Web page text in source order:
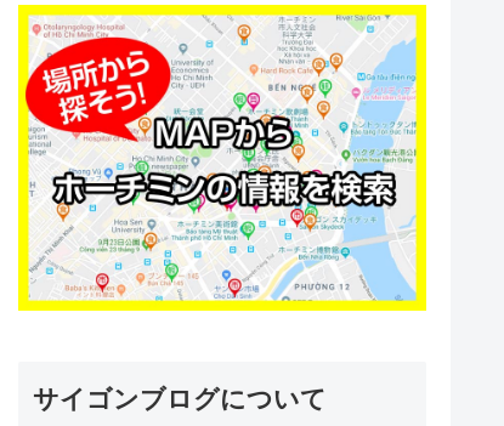
サイゴンブログについて